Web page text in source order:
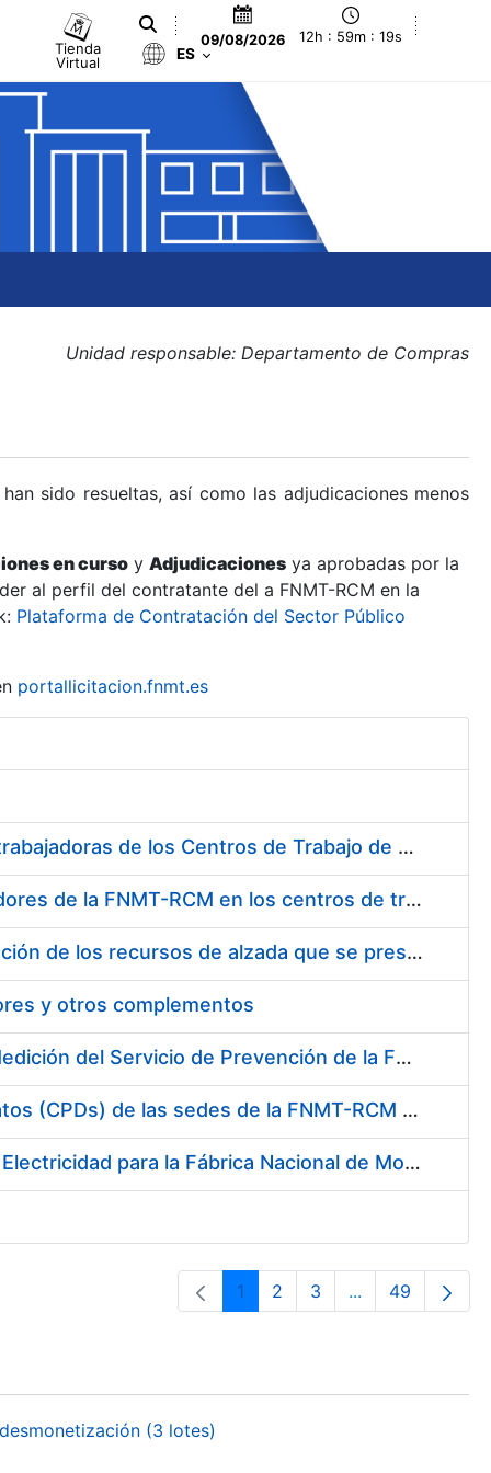
Tienda
Virtual
09/08/2026 12h : 59m : 20s
ES
Unidad responsable: Departamento de Compras
sido resueltas, así como las adjudicaciones menos
en curso y Adjudicaciones ya aprobadas por la
al perfil del contratante del a FNMT-RCM en la
Plataforma de Contratación del Sector Público
portallicitacion.fnmt.es
Suministro de Protectores Auditivos a medida para las personas trabajadoras de los Centros de Trabajo de Madrid y Burgos
Suministro de gafas graduadas antiproyecciones para los trabajadores de la FNMT-RCM en los centros de trabajo de Madrid y Burgos
Servicios de una empresa externa para el asesoramiento y resolución de los recursos de alzada que se presentan relacionados con procesos de selección para la FNMT-RCM
y otros complementos
Servicio de Calibración y Verificación Externa de los Equipos de Medición del Servicio de Prevención de la FNMT-RCM
Conexión mediante Fibra Óptica de los Centros de Proceso de Datos (CPDs) de las sedes de la FNMT-RCM de Burgos y Madrid
Contratación de acuerdo marco para el Suministro de Material de Electricidad para la Fábrica Nacional de Moneda y Timbre-Real Casa de la Moneda en su centro de trabajo de Burgos
Página
1 Página
2 Página
3 ...PáginasPágina
49
(3 lotes)